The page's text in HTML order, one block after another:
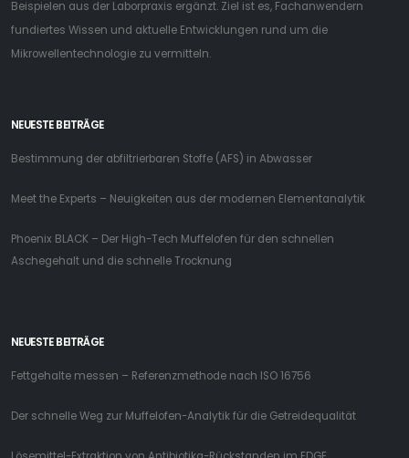
Beispielen aus der Laborpraxis ergänzt. Ziel ist es, Fachanwendern
fundiertes Wissen und aktuelle Entwicklungen rund um die
Mikrowellentechnologie zu vermitteln.
NEUESTE BEITRÄGE
Bestimmung der abfiltrierbaren Stoffe (AFS) in Abwasser
Meet the Experts – Neuigkeiten aus der modernen Elementanalytik
Phoenix BLACK – Der High-Tech Muffelofen für den schnellen
Aschegehalt und die schnelle Trocknung
NEUESTE BEITRÄGE
Fettgehalte messen – Referenzmethode nach ISO 16756
Der schnelle Weg zur Muffelofen-Analytik für die Getreidequalität